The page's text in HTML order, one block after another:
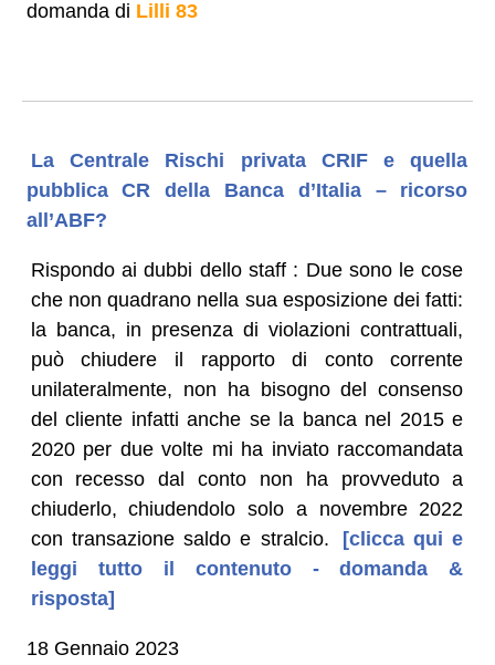
domanda di Lilli 83
La Centrale Rischi privata CRIF e quella
pubblica CR della Banca d’Italia – ricorso
all’ABF?
Rispondo ai dubbi dello staff : Due sono le cose
che non quadrano nella sua esposizione dei fatti:
la banca, in presenza di violazioni contrattuali,
può chiudere il rapporto di conto corrente
unilateralmente, non ha bisogno del consenso
del cliente infatti anche se la banca nel 2015 e
2020 per due volte mi ha inviato raccomandata
con recesso dal conto non ha provveduto a
chiuderlo, chiudendolo solo a novembre 2022
con transazione saldo e stralcio.
[clicca qui e
leggi tutto il contenuto - domanda &
risposta]
18 Gennaio 2023